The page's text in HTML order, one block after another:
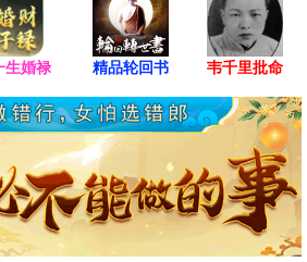
生婚禄 精品轮回书 韦千里批命